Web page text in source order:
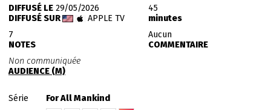
DIFFUSÉ LE29/05/2026
DIFFUSÉ SUR
APPLE TV
45
minutes
7
NOTES
Aucun
COMMENTAIRE
Non communiquée
AUDIENCE (M)
Série
For All Mankind